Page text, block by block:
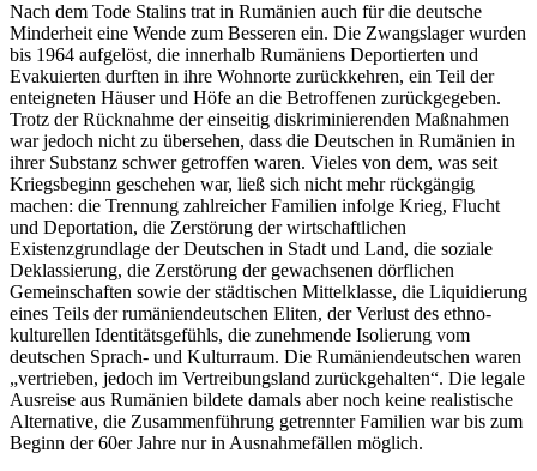
Nach dem Tode Stalins trat in Rumänien auch für die deutsche
Minderheit eine Wende zum Besseren ein. Die Zwangslager wurden
bis 1964 aufgelöst, die innerhalb Rumäniens Deportierten und
Evakuierten durften in ihre Wohnorte zurückkehren, ein Teil der
enteigneten Häuser und Höfe an die Betroffenen zurückgegeben.
Trotz der Rücknahme der einseitig diskriminierenden Maßnahmen
war jedoch nicht zu übersehen, dass die Deutschen in Rumänien in
ihrer Substanz schwer getroffen waren. Vieles von dem, was seit
Kriegsbeginn geschehen war, ließ sich nicht mehr rückgängig
machen: die Trennung zahlreicher Familien infolge Krieg, Flucht
und Deportation, die Zerstörung der wirtschaftlichen
Existenzgrundlage der Deutschen in Stadt und Land, die soziale
Deklassierung, die Zerstörung der gewachsenen dörflichen
Gemeinschaften sowie der städtischen Mittelklasse, die Liquidierung
eines Teils der rumäniendeutschen Eliten, der Verlust des ethno-
kulturellen Identitätsgefühls, die zunehmende Isolierung vom
deutschen Sprach- und Kulturraum. Die Rumäniendeutschen waren
„vertrieben, jedoch im Vertreibungsland zurückgehalten“. Die legale
Ausreise aus Rumänien bildete damals aber noch keine realistische
Alternative, die Zusammenführung getrennter Familien war bis zum
Beginn der 60er Jahre nur in Ausnahmefällen möglich.